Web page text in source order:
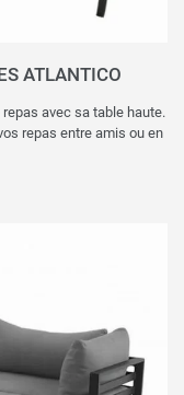
ATLANTICO
avec sa table haute.
repas entre amis ou en